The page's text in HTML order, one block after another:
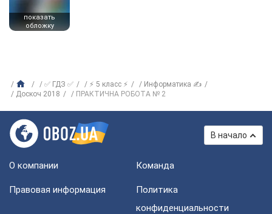
показать
обложку
✅ ГДЗ ✅ ⚡ 5 класс ⚡
Информатика ✍
Доскоч 2018
ПРАКТИЧНА РОБОТА № 2
В начало
О компании Команда
Правовая информация
Политика
конфиденциальности